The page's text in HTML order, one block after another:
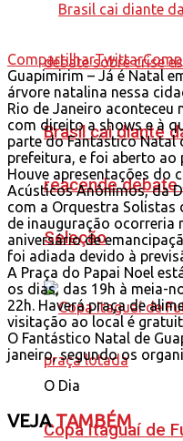
Brasil cai diante
reacende
Seleção
Copa Itaguaí de
CompartilharTwittar
Guapimirim – Já é Natal
árvore natalina nessa
Rio de Janeiro aconteceu
com direito a shows e à
parte do Fantástico Natal
prefeitura, e foi aberto ao
Houve apresentações do
Acústicos Anônimos, da
com a Orquestra Solistas
de inauguração ocorreria
aniversário de
foi adiada devido à
A Praça do Papai Noel
os dias, das 19h à meia-
22h. Haverá praça de
visitação ao local é
O Fantástico Natal de
janeiro, segundo os
O Dia
VEJATAMBÉM